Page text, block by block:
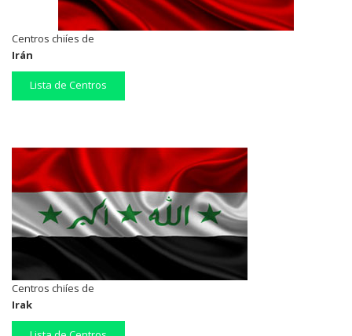
Centros chiíes de
Irán
Lista de Centros
Centros chiíes de
Irak